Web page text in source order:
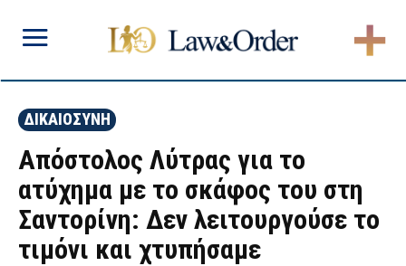
ΔΙΚΑΙΟΣΥΝΗ
Απόστολος Λύτρας για το
ατύχημα με το σκάφος του στη
Σαντορίνη: Δεν λειτουργούσε το
τιμόνι και χτυπήσαμε